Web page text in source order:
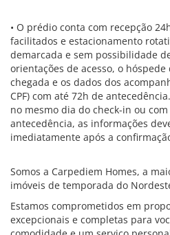
• O prédio conta com recepção
facilitados e estacionamento
demarcada e sem possibilidade
orientações de acesso, o
chegada e os dados dos
CPF) com até 72h de
no mesmo dia do check-in ou
antecedência, as informações
imediatamente após a
Somos a Carpediem Homes, a
imóveis de temporada do
Estamos comprometidos em
excepcionais e completas para